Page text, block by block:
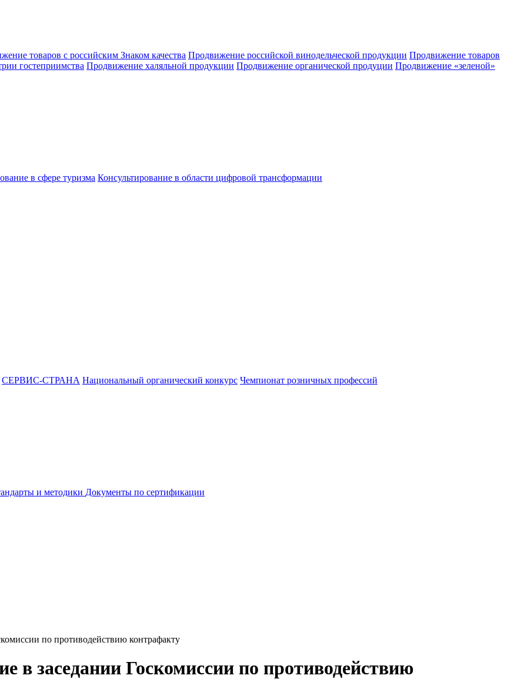
товаров с российским Знаком качества Продвижение российской винодельческой продукции Продвижение товаров
гостеприимства Продвижение халяльной продукции Продвижение органической продуции Продвижение «зеленой»
в сфере туризма Консультирование в области цифровой трансформации
СЕРВИС-СТРАНА Национальный органический конкурс Чемпионат розничных профессий
и методики Документы по сертификации
по противодействию контрафакту
в заседании Госкомиссии по противодействию